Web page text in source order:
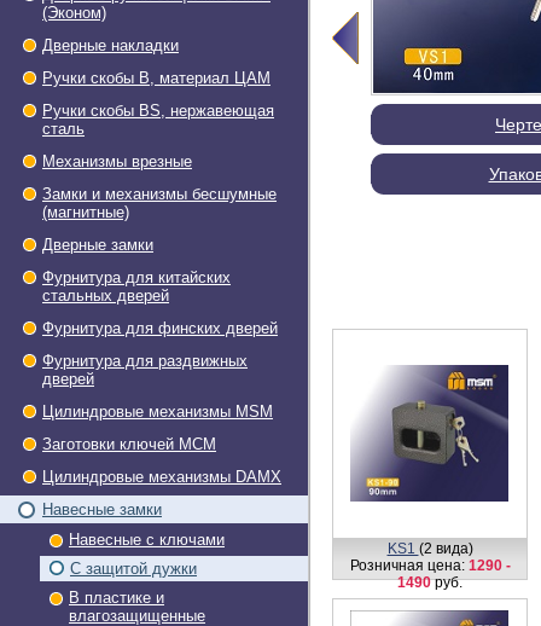
(Эконом)
Дверные накладки
Ручки скобы В, материал ЦАМ
Ручки скобы BS, нержавеющая
сталь
Механизмы врезные
Замки и механизмы бесшумные
(магнитные)
Дверные замки
Фурнитура для китайских
стальных дверей
Фурнитура для финских дверей
Фурнитура для раздвижных
дверей
Цилиндровые механизмы MSM
Заготовки ключей МСМ
Цилиндровые механизмы DAMX
Навесные замки
Навесные с ключами
С защитой дужки
В пластике и
влагозащищенные
KS1 (2 вида)
Розничная цена: 1290 -
1490руб.